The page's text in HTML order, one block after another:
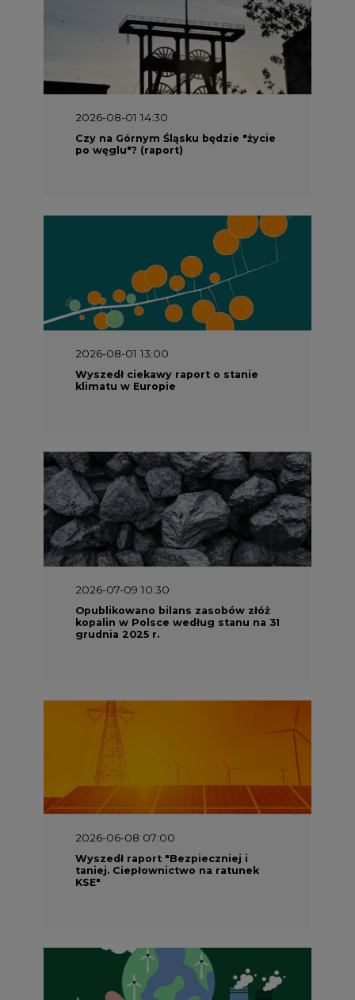
2026-08-01 14:30
Czy na Górnym Śląsku będzie "życie
po węglu"? (raport)
2026-08-01 13:00
Wyszedł ciekawy raport o stanie
klimatu w Europie
2026-07-09 10:30
Opublikowano bilans zasobów złóż
kopalin w Polsce według stanu na 31
2026-06-08 07:00
taniej. Ciepłownictwo na ratunek